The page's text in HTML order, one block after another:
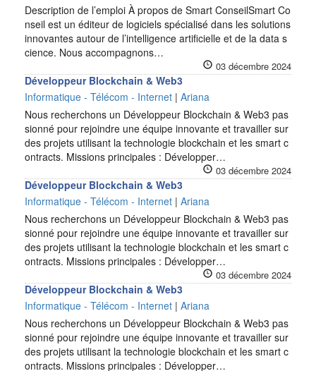
Description de l’emploi À propos de Smart ConseilSmart Co
nseil est un éditeur de logiciels spécialisé dans les solutions
innovantes autour de l’intelligence artificielle et de la data s
cience. Nous accompagnons…
03 décembre 2024
Développeur Blockchain & Web3
Informatique - Télécom - Internet | Ariana
Nous recherchons un Développeur Blockchain & Web3 pas
sionné pour rejoindre une équipe innovante et travailler sur
des projets utilisant la technologie blockchain et les smart c
ontracts. Missions principales : Développer…
03 décembre 2024
Développeur Blockchain & Web3
Informatique - Télécom - Internet | Ariana
Nous recherchons un Développeur Blockchain & Web3 pas
sionné pour rejoindre une équipe innovante et travailler sur
des projets utilisant la technologie blockchain et les smart c
ontracts. Missions principales : Développer…
03 décembre 2024
Développeur Blockchain & Web3
Informatique - Télécom - Internet | Ariana
Nous recherchons un Développeur Blockchain & Web3 pas
sionné pour rejoindre une équipe innovante et travailler sur
des projets utilisant la technologie blockchain et les smart c
ontracts. Missions principales : Développer…